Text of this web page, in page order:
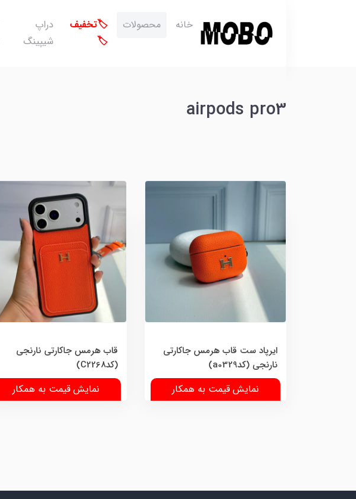
خانه محصولات
🏷️تخفیف
🏷️
دراپ
شیپینگ
airpods pro3
ایرپاد ست قاب هرمس جاکارتی
نارنجی (کدa0329)
نمایش قیمت به همکار
قاب هرمس جاکارتی نارنجی
(کدC2268)
نمایش قیمت به همکار